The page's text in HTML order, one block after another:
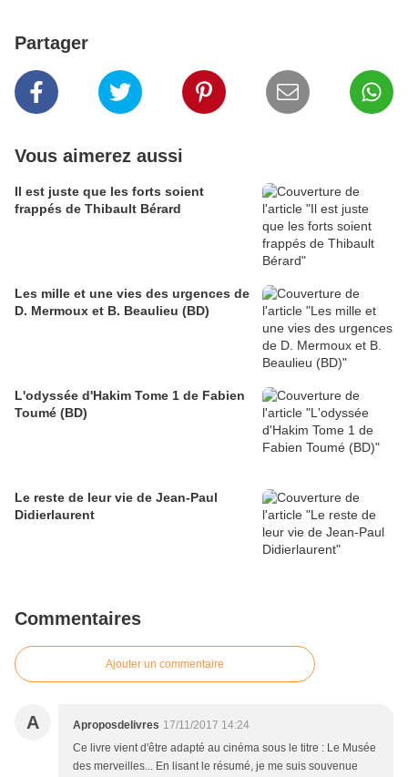
Partager
Vous aimerez aussi
Il est juste que les forts soient
frappés de Thibault Bérard
Les mille et une vies des urgences de
D. Mermoux et B. Beaulieu (BD)
L'odyssée d'Hakim Tome 1 de Fabien
Toumé (BD)
Le reste de leur vie de Jean-Paul
Didierlaurent
Commentaires
Ajouter un commentaire
A Aproposdelivres 17/11/2017 14:24
Ce livre vient d'être adapté au cinéma sous le titre : Le Musée
des merveilles... En lisant le résumé, je me suis souvenue